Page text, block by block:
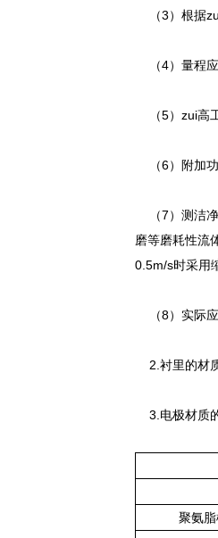
（3）根据
（4）量程应
（5）zui高
（6）附加功
（7）测洁净
磨等磨耗性流
0.5m/s时采用
（8）实际应
2.衬里的材
3.电极材质
聚氨